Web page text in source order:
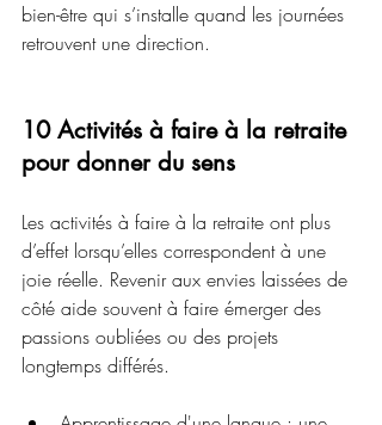
bien-être qui s’installe quand les journées
retrouvent une direction.
10 Activités à faire à la retraite
pour donner du sens
Les activités à faire à la retraite ont plus
d’effet lorsqu’elles correspondent à une
joie réelle. Revenir aux envies laissées de
côté aide souvent à faire émerger des
passions oubliées ou des projets
longtemps différés.